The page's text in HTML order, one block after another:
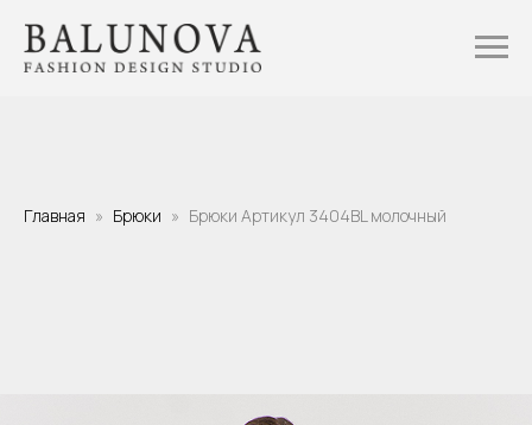
Главная Брюки Брюки Артикул 3404BL молочный